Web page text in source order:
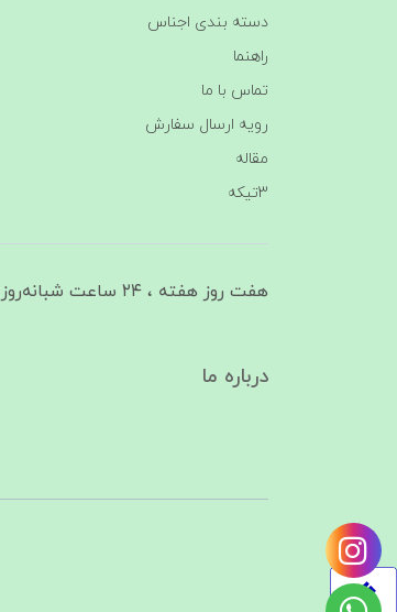
دسته بندی اجناس
راهنما
تماس با ما
رویه ارسال سفارش
مقاله
3تیکه
هفت روز هفته ، ۲۴ ساعت شبانه‌روز پاسخگوی شما هستیم
درباره ما